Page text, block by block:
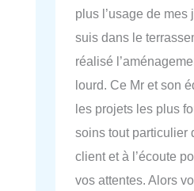
plus l’usage de mes
suis dans le
réalisé
lourd. Ce Mr et son
les projets les plus
soins tout particulier
client et à l’écoute
vos attentes. Alors